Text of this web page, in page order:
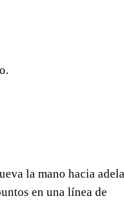
la mano hacia
en una línea de